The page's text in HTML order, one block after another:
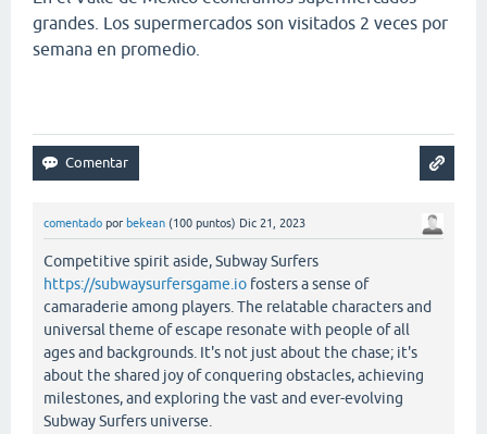
grandes. Los supermercados son visitados 2 veces por
semana en promedio.
comentado por bekean (100 puntos) Dic 21, 2023
Competitive spirit aside, Subway Surfers
https://subwaysurfersgame.io fosters a sense of
camaraderie among players. The relatable characters and
universal theme of escape resonate with people of all
ages and backgrounds. It's not just about the chase; it's
about the shared joy of conquering obstacles, achieving
milestones, and exploring the vast and ever-evolving
Subway Surfers universe.